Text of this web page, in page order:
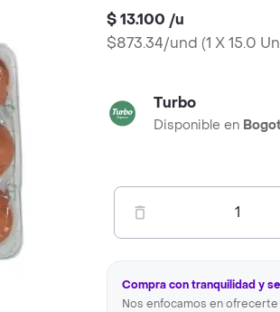
$ 13.100 /u
$873.34/und (1 X 15.0
Turbo
Disponible en
1
Compra con tranquilidad y
Nos enfocamos en